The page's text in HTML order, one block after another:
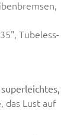
Tubeless-
superleichtes,
, das Lust auf